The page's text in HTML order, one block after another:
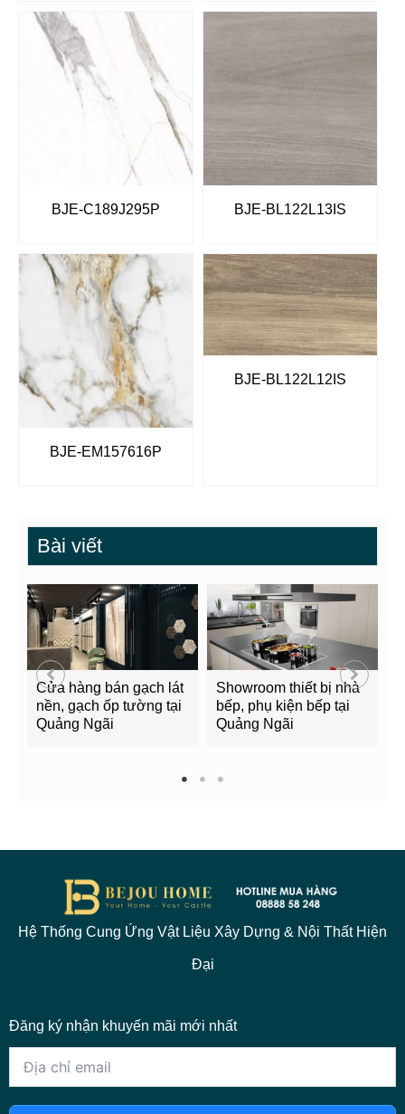
BJE-C189J295P BJE-BL122L13IS
BJE-EM157616P
BJE-BL122L12IS
Bài viết
Cửa hàng bán gạch lát
nền, gạch ốp tường tại
Quảng Ngãi
Showroom thiết bị nhà
bếp, phụ kiện bếp tại
Quảng Ngãi
1 2 3
Hệ Thống Cung Ứng Vật Liệu Xây Dựng & Nội Thất Hiện
Đại
Đăng ký nhận khuyến mãi mới nhất